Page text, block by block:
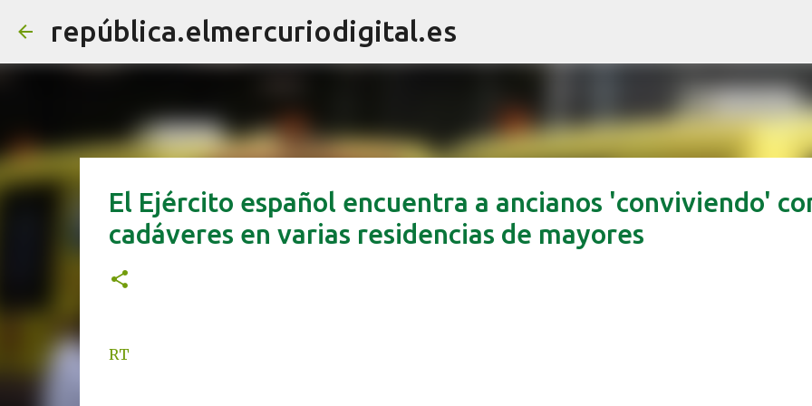
república.elmercuriodigital.es
El Ejército español encuentra a ancianos 'conviviendo'
cadáveres en varias residencias de mayores
RT